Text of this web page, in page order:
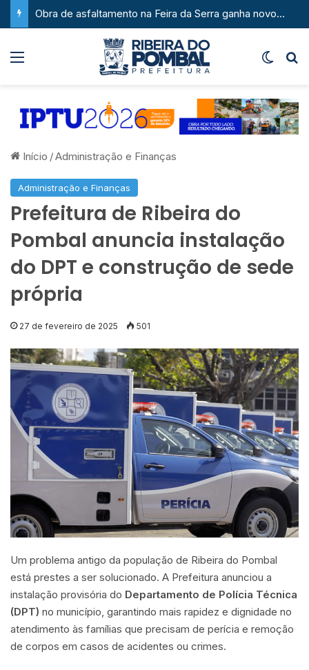
Obra de asfaltamento na Feira da Serra ganha novo impulso com chegada de maquinário pesado
Menu
Início /Administração e Finanças
Administração e Finanças
Prefeitura de Ribeira do
Pombal anuncia instalação
do DPT e construção de sede
própria
27 de fevereiro de 2025 501
Um problema antigo da população de Ribeira do Pombal
está prestes a ser solucionado. A Prefeitura anunciou a
instalação provisória do Departamento de Polícia Técnica
(DPT) no município, garantindo mais rapidez e dignidade no
atendimento às famílias que precisam de perícia e remoção
de corpos em casos de acidentes ou crimes.